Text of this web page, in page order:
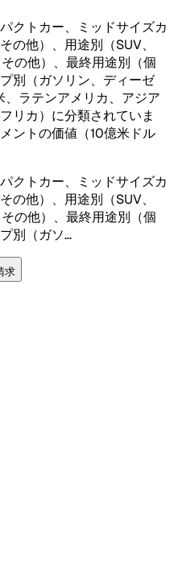
クトカー、ミッドサイズカ
の他）、用途別（SUV、
の他）、最終用途別（個
別（ガソリン、ディーゼ
ラテンアメリカ、アジア
リカ）に分類されていま
ントの価値（10億米ドル
クトカー、ミッドサイズカ
の他）、用途別（SUV、
の他）、最終用途別（個
別（ガソ...
求